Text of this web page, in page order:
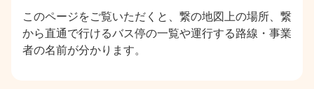
このページをご覧いただくと、繋の地図上の場所、繋
から直通で行けるバス停の一覧や運行する路線・事業
者の名前が分かります。